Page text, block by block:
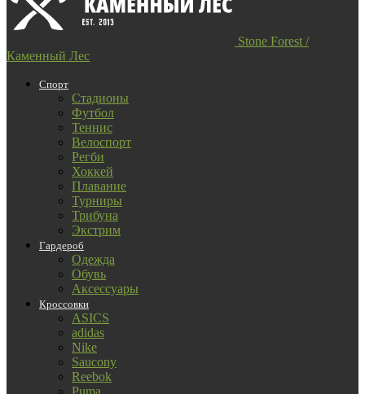
Stone Forest /
Каменный Лес
Спорт
Стадионы
Футбол
Теннис
Велоспорт
Регби
Хоккей
Плавание
Турниры
Трибуна
Экстрим
Гардероб
Одежда
Обувь
Аксессуары
Кроссовки
ASICS
adidas
Nike
Saucony
Reebok
Puma